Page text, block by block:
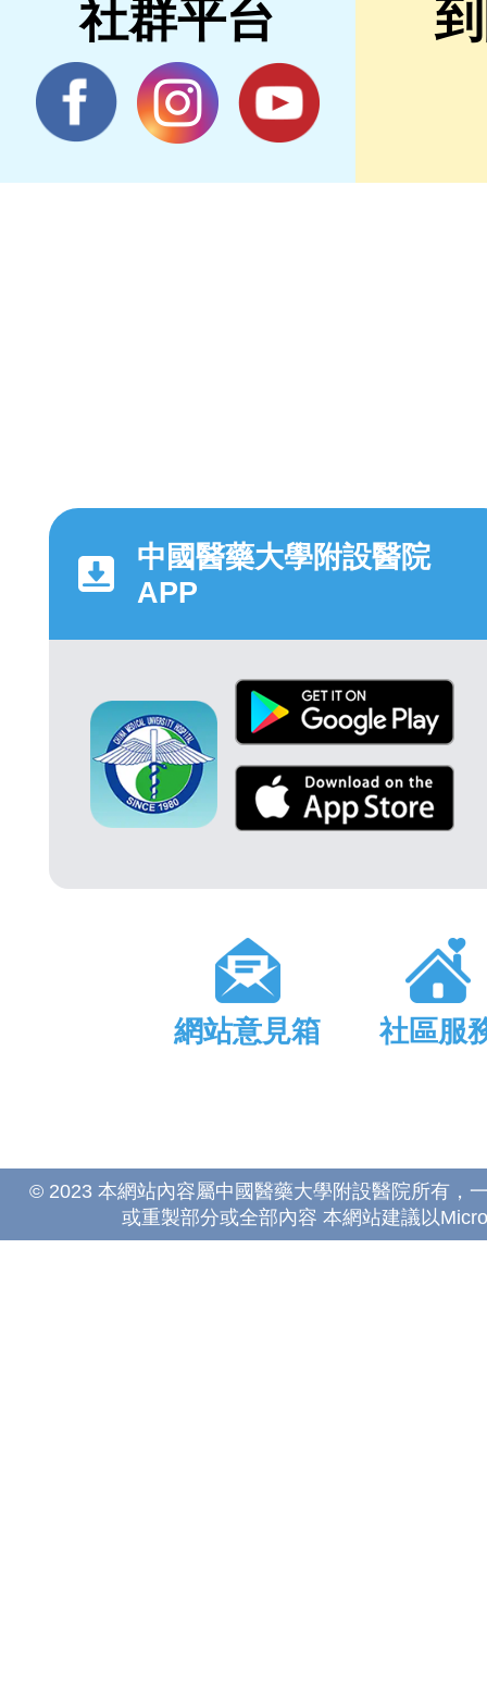
社群平台
中國醫藥大學附設醫院
APP
網站意見箱 社區服
© 2023 本網站內容屬中國醫藥大學附設醫院所有，
或重製部分或全部內容 本網站建議以